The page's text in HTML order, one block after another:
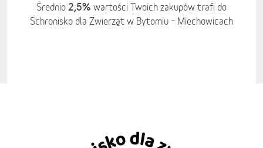
Średnio 2,5% wartości Twoich zakupów trafi do
Schronisko dla Zwierząt w Bytomiu – Miechowicach